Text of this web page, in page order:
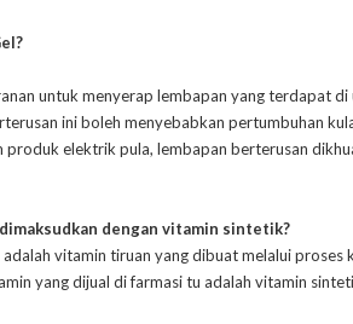
untuk menyerap lembapan yang terdapat
ini boleh menyebabkan pertumbuhan
produk elektrik pula, lembapan berterusan
dengan vitamin sintetik?
vitamin tiruan yang dibuat melalui proses
yang dijual di farmasi tu adalah vitamin